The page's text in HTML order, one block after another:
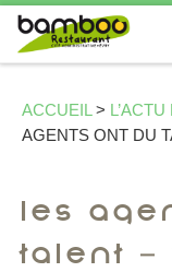
Passer au contenu
ACCUEIL >
AGENTS ONT DU
Les
talent –